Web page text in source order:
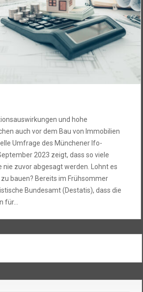
und hohe
auch vor dem Bau von Immobilien
Umfrage des Münchener Ifo-
2023 zeigt, dass so viele
nie zuvor abgesagt werden. Lohnt es
bauen? Bereits im Frühsommer
Bundesamt (Destatis), dass die
für…